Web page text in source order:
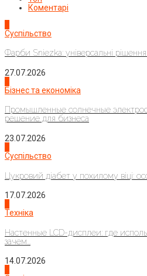
Коментарі
Суспільство
Фарби Sniezka: універсальні рішення
27.07.2026
Бізнес та економіка
Промышленные солнечные
решение для бизнеса
23.07.2026
Суспільство
Цукровий діабет у похилому віці:
17.07.2026
Техніка
Настенные LCD-дисплеи: где
зачем...
14.07.2026